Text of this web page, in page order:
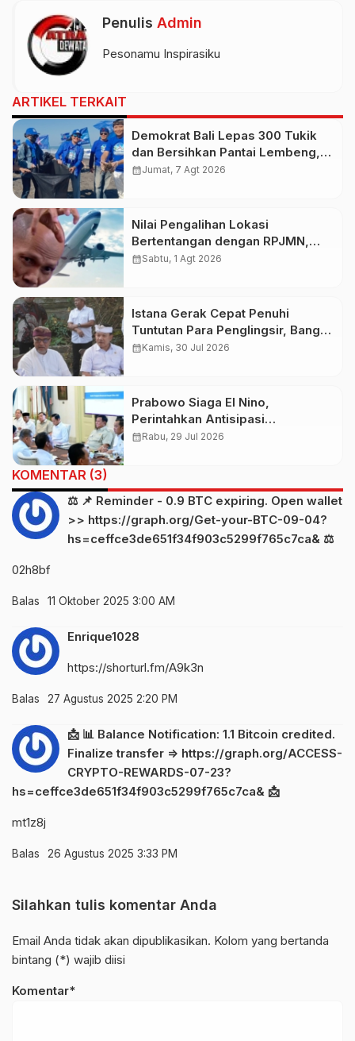
Penulis Admin
Pesonamu Inspirasiku
ARTIKEL TERKAIT
Demokrat Bali Lepas 300 Tukik
dan Bersihkan Pantai Lembeng,
Perkuat Gerakan Langit Biru
calendar_monthJumat, 7 Agt 2026
Nilai Pengalihan Lokasi
Bertentangan dengan RPJMN,
Ichsanuddin Soroti Komitmen
calendar_monthSabtu, 1 Agt 2026
Istana Gerak Cepat Penuhi
Tuntutan Para Penglingsir, Bangun
Bandara Internasional Bali Utara
calendar_monthKamis, 30 Jul 2026
Prabowo Siaga El Nino,
Perintahkan Antisipasi
Kekeringan dan Karhutla Nasional
calendar_monthRabu, 29 Jul 2026
KOMENTAR (3)
⚖ 📌 Reminder - 0.9 BTC expiring. Open wallet
>> https://graph.org/Get-your-BTC-09-04?
hs=ceffce3de651f34f903c5299f765c7ca& ⚖
02h8bf
Balas 11 Oktober 2025 3:00 AM
Enrique1028
https://shorturl.fm/A9k3n
Balas 27 Agustus 2025 2:20 PM
📩 📊 Balance Notification: 1.1 Bitcoin credited.
Finalize transfer => https://graph.org/ACCESS-
CRYPTO-REWARDS-07-23?
hs=ceffce3de651f34f903c5299f765c7ca& 📩
mt1z8j
Balas 26 Agustus 2025 3:33 PM
Silahkan tulis komentar Anda
Email Anda tidak akan dipublikasikan. Kolom yang bertanda
bintang (*) wajib diisi
Komentar*